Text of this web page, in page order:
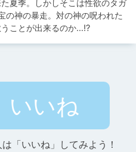
夏季。しかしそこは性欲のタガ
の神の暴走。対の神の呪われた
ことが出来るのか…!?
いいね
「いいね」してみよう！